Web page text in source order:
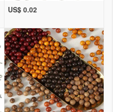
US$ 0.02